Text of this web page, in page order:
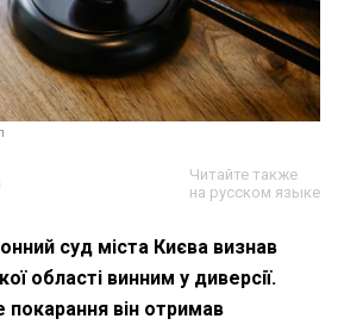
Читайте также
на русском языке
суд міста Києва визнав
області винним у диверсії.
покарання він отримав